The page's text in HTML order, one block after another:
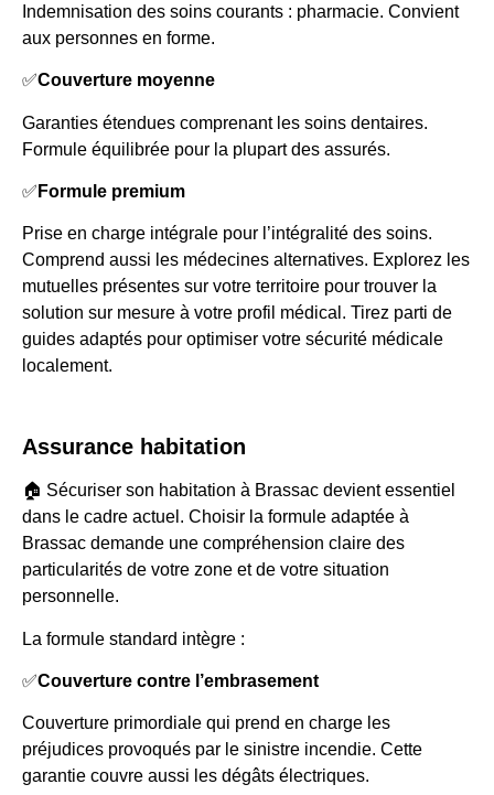
Indemnisation des soins courants : pharmacie. Convient
aux personnes en forme.
✅Couverture moyenne
Garanties étendues comprenant les soins dentaires.
Formule équilibrée pour la plupart des assurés.
✅ Formule premium
Prise en charge intégrale pour l’intégralité des soins.
Comprend aussi les médecines alternatives. Explorez les
mutuelles présentes sur votre territoire pour trouver la
solution sur mesure à votre profil médical. Tirez parti de
guides adaptés pour optimiser votre sécurité médicale
localement.
Assurance habitation
🏠 Sécuriser son habitation à Brassac devient essentiel
dans le cadre actuel. Choisir la formule adaptée à
Brassac demande une compréhension claire des
particularités de votre zone et de votre situation
personnelle.
La formule standard intègre :
✅Couverture contre l’embrasement
Couverture primordiale qui prend en charge les
préjudices provoqués par le sinistre incendie. Cette
garantie couvre aussi les dégâts électriques.